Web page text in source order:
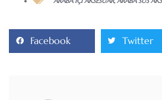
Facebook Twitter